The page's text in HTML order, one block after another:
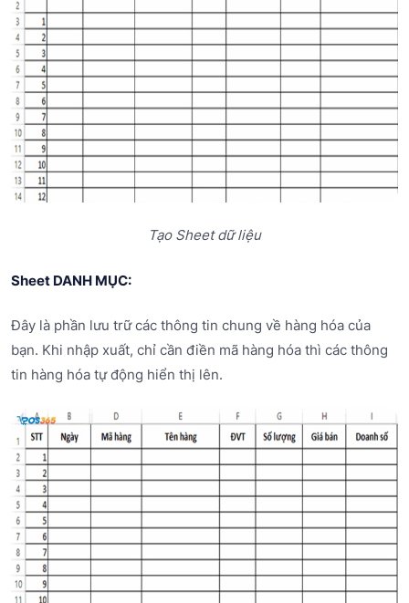
Tạo Sheet dữ liệu
Sheet DANH MỤC:
Đây là phần lưu trữ các thông tin chung về hàng hóa của
bạn. Khi nhập xuất, chỉ cần điền mã hàng hóa thì các thông
tin hàng hóa tự động hiển thị lên.